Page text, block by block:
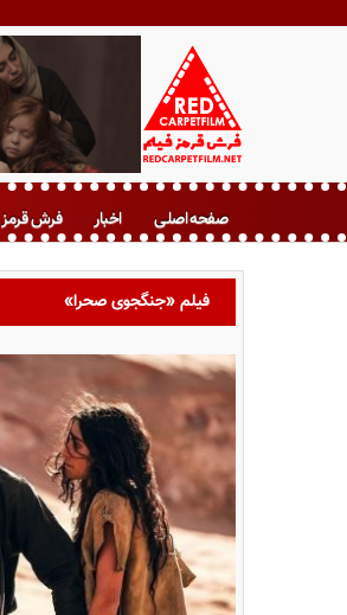
ف
ش
صفحه اصلی اخبار فرش قرمز
فیلم «جنگجوی صحرا»